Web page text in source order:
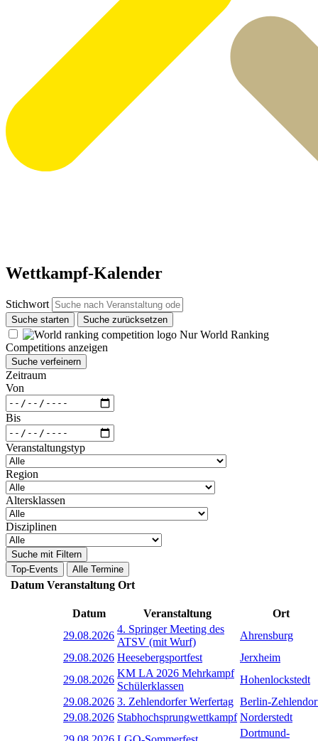
Wettkampf-Kalender
Stichwort
Suche starten Suche zurücksetzen
Nur World Ranking
Competitions anzeigen
Suche verfeinern
Zeitraum
Von
Bis
Veranstaltungstyp
Region
Altersklassen
Disziplinen
Suche mit Filtern
Top-Events
Alle Termine
Datum Veranstaltung Ort
Datum Veranstaltung
Ort
29.08.2026
4. Springer Meeting des
ATSV (mit Wurf)
Ahrensburg
29.08.2026 Heesebergsportfest
Jerxheim
29.08.2026
KM LA 2026 Mehrkampf
Schülerklassen
Hohenlockstedt
29.08.2026 3. Zehlendorfer Werfertag Berlin-
29.08.2026 Stabhochsprungwettkampf Norderstedt
Dortmund-